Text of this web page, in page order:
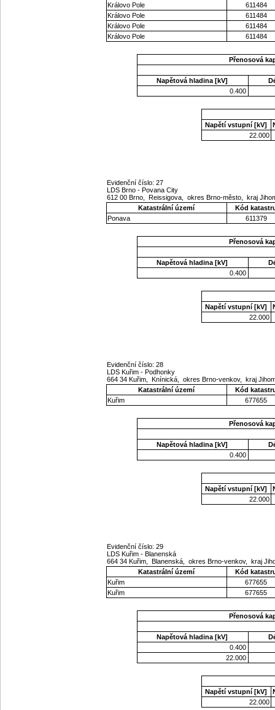
Královo Pole
611484
Královo Pole
611484
Královo Pole
611484
Královo Pole
611484
Přenosová
Napětová hladina [kV]
0.400
Napětí vstupní [kV]
22.000
Evidenční číslo: 27
LDS Brno - Povana City
612 00 Brno, Reissigova, okres Brno-město, kraj
Katastrální území
Kód
Ponava
611379
Přenosová
Napětová hladina [kV]
0.400
Napětí vstupní [kV]
22.000
Evidenční číslo: 28
LDS Kuřim - Podhonky
664 34 Kuřim, Knínická, okres Brno-venkov, kraj
Katastrální území
Kód
Kuřim
677655
Přenosová
Napětová hladina [kV]
0.400
Napětí vstupní [kV]
22.000
Evidenční číslo: 29
LDS Kuřim - Blanenská
664 34 Kuřim, Blanenská, okres Brno-venkov, kraj
Katastrální území
Kód
Kuřim
677655
Kuřim
677655
Přenosová
Napětová hladina [kV]
0.400
22.000
Napětí vstupní [kV]
22.000